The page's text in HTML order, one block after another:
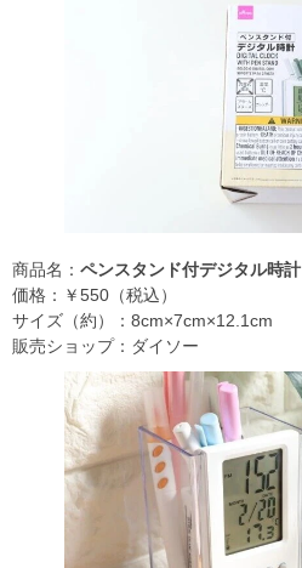
商品名： ペンスタンド付デジタル時計
価格：￥550（税込）
サイズ（約）：8cm×7cm×12.1cm
販売ショップ：ダイソー